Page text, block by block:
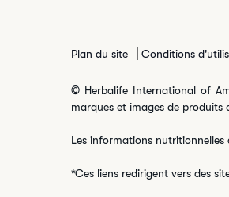
Plan du site Conditions
© Herbalife International of
marques et images de
Les informations nutritionnelles
*Ces liens redirigent vers des